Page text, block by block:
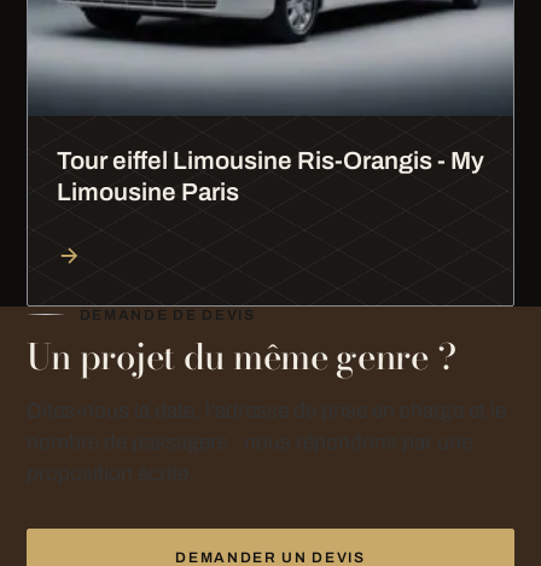
Tour eiffel Limousine Ris-Orangis - My
Limousine Paris
DEMANDE DE DEVIS
Un projet du même genre ?
DEMANDER UN DEVIS